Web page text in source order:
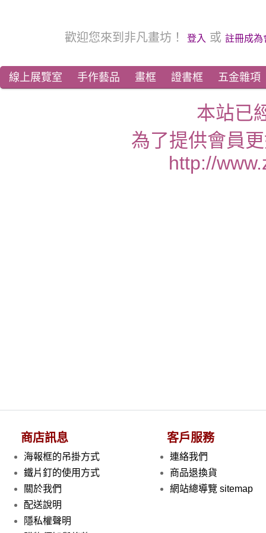
歡迎您來到非凡畫坊！ 登入 或 註冊成為
線上展覽室 手作藝品 畫框 證書框 五金雜項
本站已
為了提供會員
http://
商店訊息
海報框的吊掛方式
鐵片釘的使用方式
關於我們
配送說明
隱私權聲明
客戶服務
連絡我們
商品退換貨
網站總導覽 sitemap